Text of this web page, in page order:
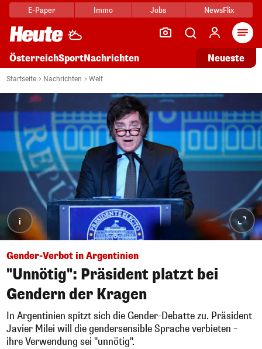
E-Paper Immo Jobs NewsFlix
ÖsterreichSportNachrichten Neueste
Startseite Nachrichten Welt
i
Gender-Verbot in Argentinien
"Unnötig": Präsident platzt bei
Gendern der Kragen
In Argentinien spitzt sich die Gender-Debatte zu. Präsident
Javier Milei will die gendersensible Sprache verbieten –
ihre Verwendung sei "unnötig".